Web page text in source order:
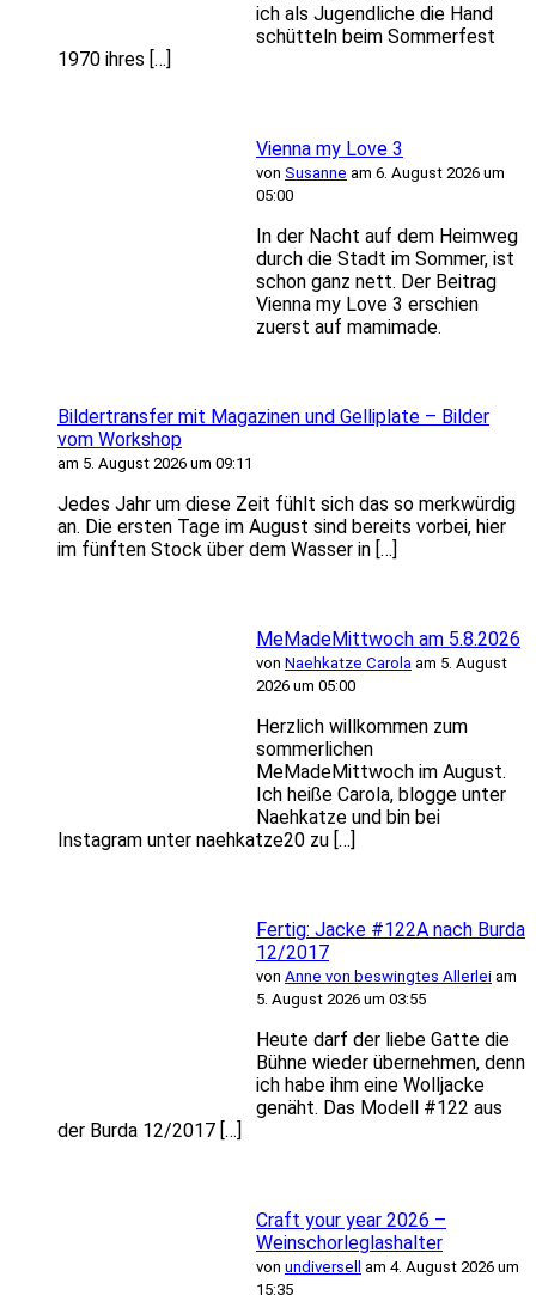
ich als Jugendliche die Hand
schütteln beim Sommerfest
1970 ihres […]
Vienna my Love 3
von Susanne am 6. August 2026 um
05:00
In der Nacht auf dem Heimweg
durch die Stadt im Sommer, ist
schon ganz nett. Der Beitrag
Vienna my Love 3 erschien
zuerst auf mamimade.
Bildertransfer mit Magazinen und Gelliplate – Bilder
vom Workshop
am 5. August 2026 um 09:11
Jedes Jahr um diese Zeit fühlt sich das so merkwürdig
an. Die ersten Tage im August sind bereits vorbei, hier
im fünften Stock über dem Wasser in […]
MeMadeMittwoch am 5.8.2026
von Naehkatze Carola am 5. August
2026 um 05:00
Herzlich willkommen zum
sommerlichen
MeMadeMittwoch im August.
Ich heiße Carola, blogge unter
Naehkatze und bin bei
Instagram unter naehkatze20 zu […]
Fertig: Jacke #122A nach Burda
12/2017
von Anne von beswingtes Allerlei am
5. August 2026 um 03:55
Heute darf der liebe Gatte die
Bühne wieder übernehmen, denn
ich habe ihm eine Wolljacke
genäht. Das Modell #122 aus
der Burda 12/2017 […]
Craft your year 2026 –
Weinschorleglashalter
von undiversell
am 4. August 2026 um
15:35